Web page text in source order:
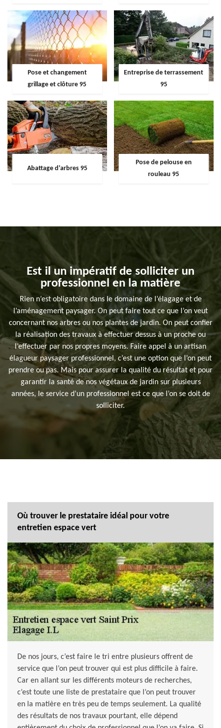
Pose et changement
grillage et clôture 95
Entreprise de terrassement
95
Abattage d'arbres 95
Pose de pelouse en
rouleau 95
Est il un impératif de solliciter un
professionnel en la matière
Rien n’est obligatoire dans le domaine de l’élagage et de
l’aménagement paysager. On peut faire tout ce que l’on veut
concernant nos arbres ou nos plantes de jardin. On peut confier
la réalisation des travaux à effectuer dessus à un proche ou
l’effectuer par nos propres moyens. Faire appel à un artisan
élagueur paysager professionnel, c’est une option que l’on peut
prendre ou pas. Mais pour assurer la qualité du résultat et pour
garantir la santé de nos végétaux de jardin sur plusieurs
années, le service d’un professionnel est ce que l’on se doit de
solliciter.
Où trouver le prestataire idéal pour votre
entretien espace vert
De nos jours, c’est faire le tri entre plusieurs offrent de
service que l’on peut trouver qui est plus difficile à faire.
Car en allant sur les différents moteurs de recherches,
c’est toute une liste de prestataire que l’on peut trouver
en la matière en très peu de temps seulement. La qualité
des résultats de nos travaux pourtant, elle dépend